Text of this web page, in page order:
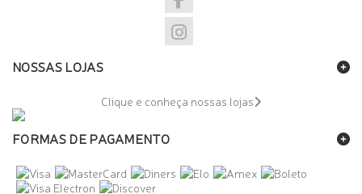
NOSSAS LOJAS
Clique e conheça nossas lojas
FORMAS DE PAGAMENTO